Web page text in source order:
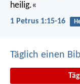
heilig.«
1 Petrus 1:15-16
Täglich einen